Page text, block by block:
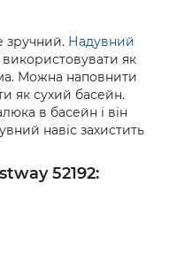
зручний. Надувний
як
Можна наповнити
як сухий басейн.
в басейн і він
навіс захистить
52192: